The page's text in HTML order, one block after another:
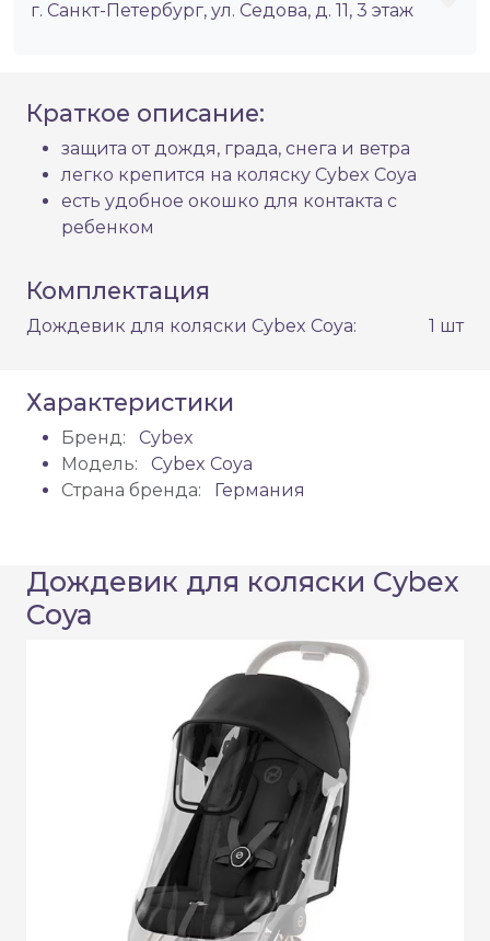
г. Санкт-Петербург, ул. Седова, д. 11, 3 этаж
Краткое описание:
защита от дождя, града, снега и ветра
легко крепится на коляску Cybex Coya
есть удобное окошко для контакта с
ребенком
Комплектация
Дождевик для коляски Cybex Coya: 1 шт
Характеристики
Бренд:
Cybex
Модель:
Cybex Coya
Страна бренда:
Германия
Дождевик для коляски Cybex
Coya